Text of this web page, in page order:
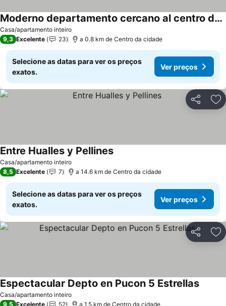
Casa/apartamento inteiro
Moderno departamento cercano al centro de Pucón
9,3 Excelente 23 a 0.8 km de Centro da cidade
Selecione as datas para ver os preços
exatos.
Ver preços
Partilhar
Casa/apartamento inteiro
Entre Hualles y Pellines
8,5 Excelente 7 a 14.6 km de Centro da cidade
Selecione as datas para ver os preços
exatos.
Ver preços
Partilhar
Casa/apartamento inteiro
Espectacular Depto en Pucon 5 Estrellas
9,5 Excelente 52 a 1.5 km de Centro da cidade